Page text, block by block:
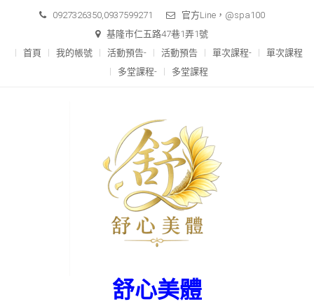
content
0927326350,0937599271
官方Line，@spa100
基隆市仁五路47巷1弄1號
首頁
我的帳號 活動預告- 活動預告 單次課程-
單次課程
多堂課程-
多堂課程
舒心美體